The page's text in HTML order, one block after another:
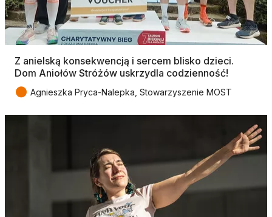
Z anielską konsekwencją i sercem blisko dzieci.
Dom Aniołów Stróżów uskrzydla codzienność!
● Agnieszka Pryca-Nalepka, Stowarzyszenie MOST